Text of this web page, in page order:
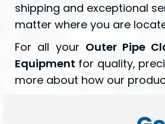
shipping and exceptional
matter where you are
For all your Outer Pipe
Equipment for quality,
more about how our